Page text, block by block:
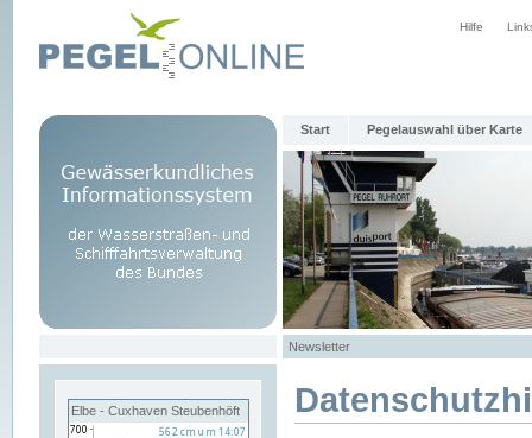
Hilfe
Start Pegelauswahl über Karte
Newsletter
Elbe - Cuxhaven Steubenhöft